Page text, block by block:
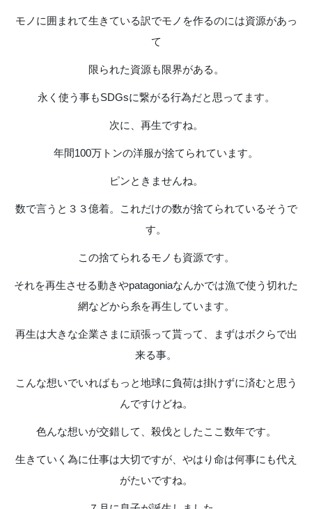
モノに囲まれて生きている訳でモノを作るのには資源があっ
て
限られた資源も限界がある。
永く使う事もSDGsに繋がる行為だと思ってます。
次に、再生ですね。
年間100万トンの洋服が捨てられています。
ピンときませんね。
数で言うと３３億着。これだけの数が捨てられているそうで
す。
この捨てられるモノも資源です。
それを再生させる動きやpatagoniaなんかでは漁で使う切れた
網などから糸を再生しています。
再生は大きな企業さまに頑張って貰って、まずはボクらで出
来る事。
こんな想いでいればもっと地球に負荷は掛けずに済むと思う
んですけどね。
色んな想いが交錯して、殺伐としたここ数年です。
生きていく為に仕事は大切ですが、やはり命は何事にも代え
がたいですね。